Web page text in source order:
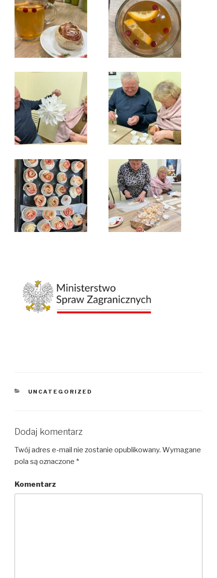
KATEGORIE
UNCATEGORIZED
Dodaj komentarz
Twój adres e-mail nie zostanie opublikowany. Wymagane
pola są oznaczone *
Komentarz